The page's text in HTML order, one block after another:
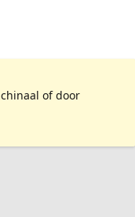
of door